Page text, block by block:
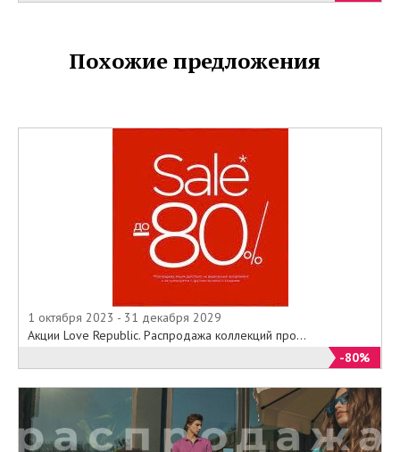
Похожие предложения
1 октября 2023 - 31 декабря 2029
Акции Love Republic. Распродажа коллекций про...
-80%